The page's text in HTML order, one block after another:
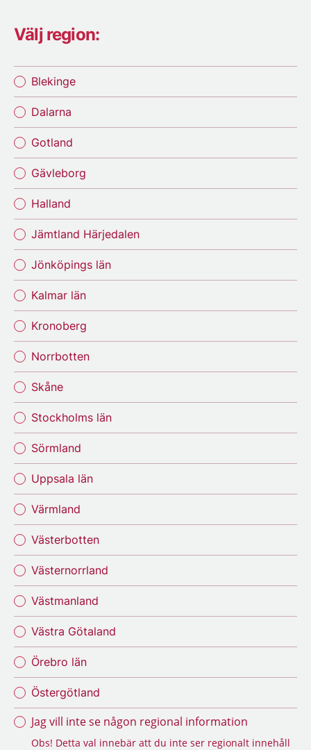
Välj region:
Blekinge
Dalarna
Gotland
Gävleborg
Halland
Jämtland Härjedalen
Jönköpings län
Kalmar län
Kronoberg
Norrbotten
Skåne
Stockholms län
Sörmland
Uppsala län
Värmland
Västerbotten
Västernorrland
Västmanland
Västra Götaland
Örebro län
Östergötland
Jag vill inte se någon regional information
Obs! Detta val innebär att du inte ser regionalt innehåll